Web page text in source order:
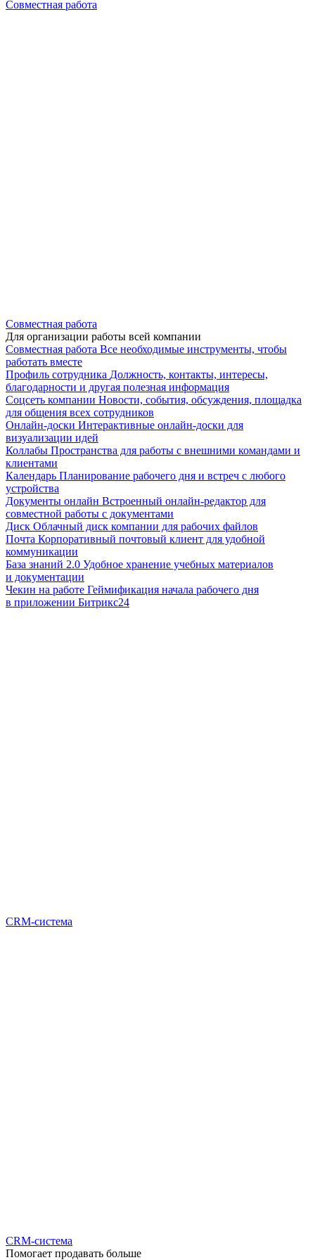
Совместная работа
Совместная работа
Для организации работы всей компании
Совместная работа Все необходимые инструменты, чтобы
работать вместе
Профиль сотрудника Должность, контакты, интересы,
благодарности и другая полезная информация
Соцсеть компании Новости, события, обсуждения, площадка
для общения всех сотрудников
Онлайн-доски Интерактивные онлайн-доски для
визуализации идей
Коллабы Пространства для работы с внешними командами и
клиентами
Календарь Планирование рабочего дня и встреч с любого
устройства
Документы онлайн Встроенный онлайн-редактор для
совместной работы с документами
Диск Облачный диск компании для рабочих файлов
Почта Корпоративный почтовый клиент для удобной
коммуникации
База знаний 2.0 Удобное хранение учебных материалов
и документации
Чекин на работе Геймификация начала рабочего дня
в приложении Битрикс24
CRM-система
CRM-система
Помогает продавать больше